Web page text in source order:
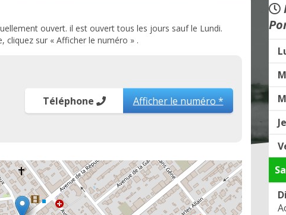
ouvert. il est ouvert tous les jours sauf le Lundi.
cliquez sur « Afficher le numéro » .
Téléphone Afficher le numéro *